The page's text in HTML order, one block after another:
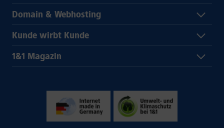
Domain & Webhosting
Kunde wirbt Kunde
1&1 Magazin